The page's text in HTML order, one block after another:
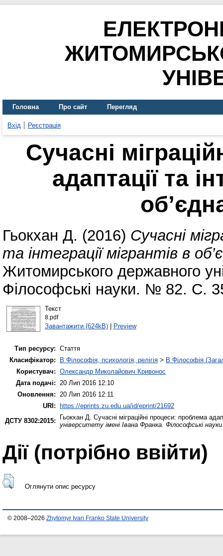
Головна Про сайт Перегляд
Вхід Реєстрація
Сучасні
адаптації та
Гьокхан Д. (2016) Сучасні
та інтеграції мігрантів в
Житомирського державного
Філософські науки. № 82. С.
Текст
8.pdf
Завантажити (624kB)| Preview
Тип ресурсу: Стаття
Класифікатор:
B Філософія, психологія, релігія > B Філософія
Користувач: Олександр Миколайович Кривонос
Дата подачі: 20 Лип 2016 12:10
Оновлення: 20 Лип 2016 12:11
URI:
https://eprints.zu.edu.ua/id/eprint/21692
ДСТУ 8302:2015:
Гьокхан Д. Сучасні міграційні процеси: проблема
університету імені Івана Франка. Філософські науки
Дії ​​(потрібно ввійти)
Оглянути опис ресурсу
© 2008–2026 Zhytomyr Ivan Franko State University